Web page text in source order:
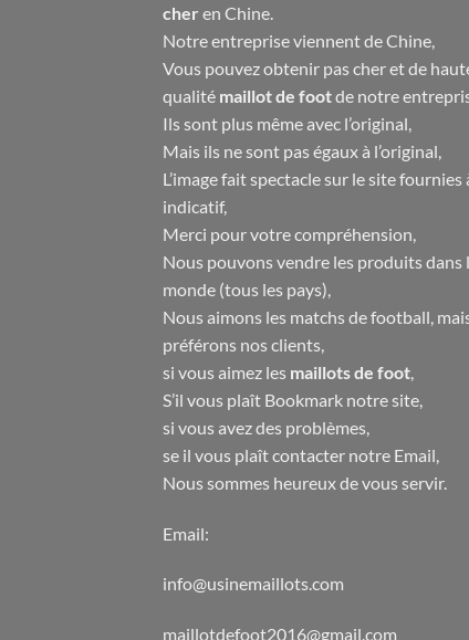
cher en Chine.
Notre entreprise viennent de Chine,
Vous pouvez obtenir pas cher et de
qualité maillot de footde notre
Ils sont plus même avec l’original,
Mais ils ne sont pas égaux à l’original,
L’image fait spectacle sur le site
indicatif,
Merci pour votre compréhension,
Nous pouvons vendre les produits dans
monde (tous les pays),
Nous aimons les matchs de football,
préférons nos clients,
si vous aimez les maillots de foot
S’il vous plaît Bookmark notre site,
si vous avez des problèmes,
se il vous plaît contacter notre Email,
Nous sommes heureux de vous servir.
Email:
info@usinemaillots.com
maillotdefoot2016@gmail.com